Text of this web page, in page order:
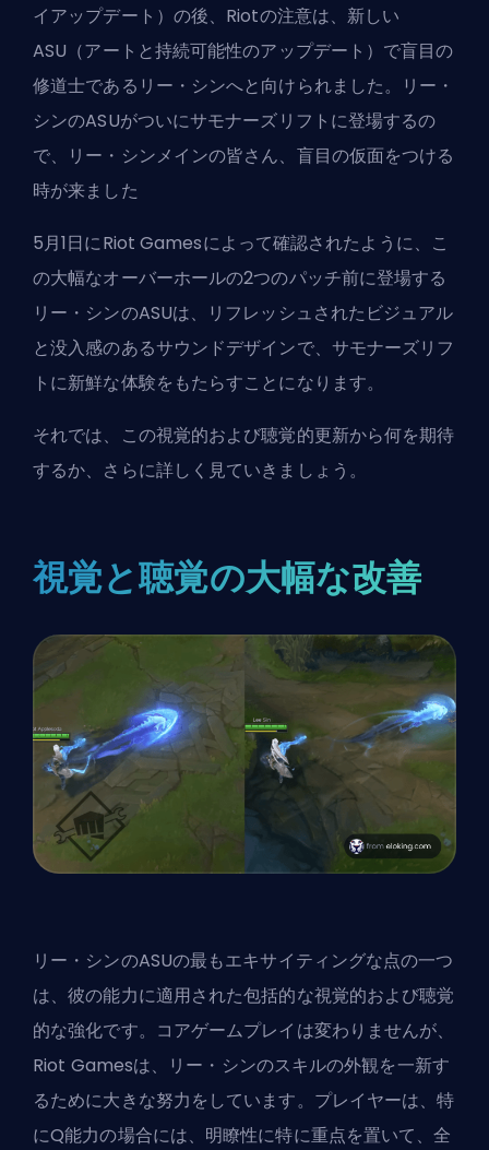
イアップデート）の後、Riotの注意は、新しい
ASU（アートと持続可能性のアップデート）で盲目の
修道士であるリー・シンへと向けられました。リー・
シンのASUがついにサモナーズリフトに登場するの
で、リー・シンメインの皆さん、盲目の仮面をつける
時が来ました
5月1日にRiot Gamesによって確認されたように、こ
の大幅なオーバーホールの2つのパッチ前に登場する
リー・シンのASUは、リフレッシュされたビジュアル
と没入感のあるサウンドデザインで、サモナーズリフ
トに新鮮な体験をもたらすことになります。
それでは、この視覚的および聴覚的更新から何を期待
するか、さらに詳しく見ていきましょう。
視覚と聴覚の大幅な改善
リー・シンのASUの最もエキサイティングな点の一つ
は、彼の能力に適用された包括的な視覚的および聴覚
的な強化です。コアゲームプレイは変わりませんが、
Riot Gamesは、リー・シンのスキルの外観を一新す
るために大きな努力をしています。プレイヤーは、特
にQ能力の場合には、明瞭性に特に重点を置いて、全